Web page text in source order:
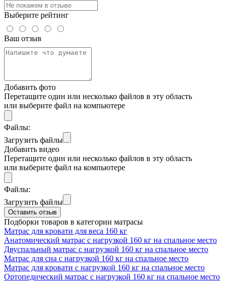
Выберите рейтинг
Ваш отзыв
Добавить фото
Перетащите один или несколько файлов в эту область
или выберите файл на компьютере
Файлы:
Загрузить файлы
Добавить видео
Перетащите один или несколько файлов в эту область
или выберите файл на компьютере
Файлы:
Загрузить файлы
Оставить отзыв
Подборки товаров в категории матрасы
Матрас для кровати для веса 160 кг
Анатомический матрас с нагрузкой 160 кг на спальное место
Двуспальный матрас с нагрузкой 160 кг на спальное место
Матрас для сна с нагрузкой 160 кг на спальное место
Матрас для кровати с нагрузкой 160 кг на спальное место
Ортопедический матрас с нагрузкой 160 кг на спальное место